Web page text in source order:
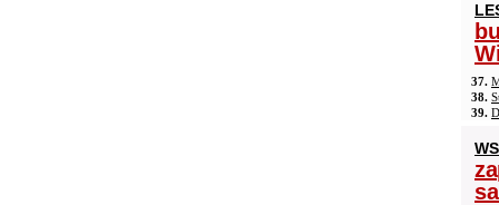
37.
38.
39.